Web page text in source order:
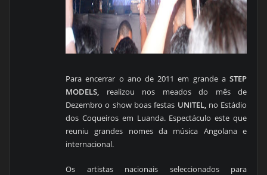
Para encerrar o ano de 2011 em grande aSTEP
MODELS,
realizou nos meados do mês de
Dezembro o show boas festas UNITEL, no Estádio
dos Coqueiros em Luanda. Espectáculo este que
reuniu grandes nomes da música Angolana e
internacional.
Os artistas nacionais seleccionados para